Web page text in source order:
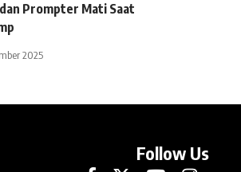
Prompter Mati Saat
2025
Follow Us